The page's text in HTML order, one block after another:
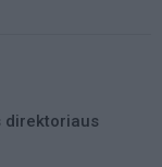
direktoriaus